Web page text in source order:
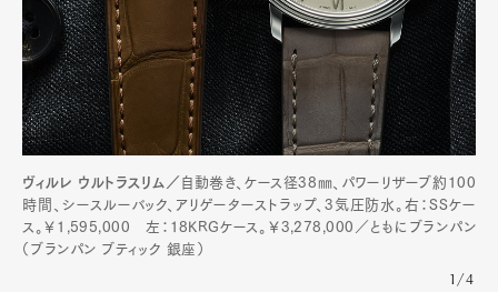
ヴィルレ ウルトラスリム／ 自動巻き、ケース径38㎜、パワーリザーブ約100
時間、シースルーバック、アリゲーターストラップ、3気圧防水。右：SSケー
ス。￥1,595,000 左：18KRGケース。￥3,278,000／ともにブランパン
（ブランパン ブティック 銀座）
1/4